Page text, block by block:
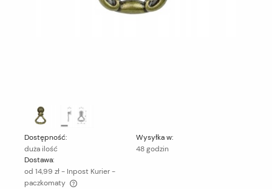
Dostępność:
duża ilość
Wysyłka w:
48 godzin
Dostawa:
od 14,99 zł- Inpost Kurier -
paczkomaty